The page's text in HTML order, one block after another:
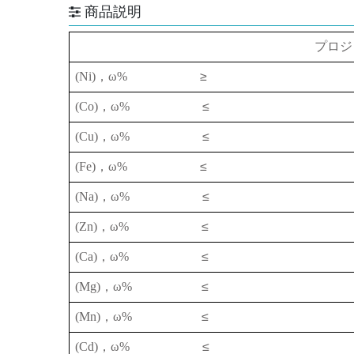
商品説明
プロ
(Ni) ，ω%≥
(Co) ，ω%≤
(Cu) ，ω%≤
(Fe) ，ω%≤
(Na) ，ω%≤
(Zn) ，ω%≤
(Ca) ，ω%≤
(Mg) ，ω%≤
(Mn) ，ω%≤
(Cd) ，ω%≤